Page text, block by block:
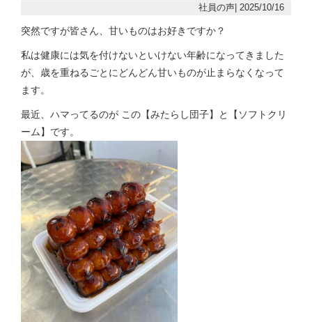
社員の声| 2025/10/16
突然ですが皆さん、甘いものはお好きですか？
私は健康には気を付けないといけない年齢になってきました
が、歳を重ねるごとにどんどん甘いものが止まらなくなって
ます。
最近、ハマってるのが この【みたらし団子】と【ソフトクリ
ーム】です。